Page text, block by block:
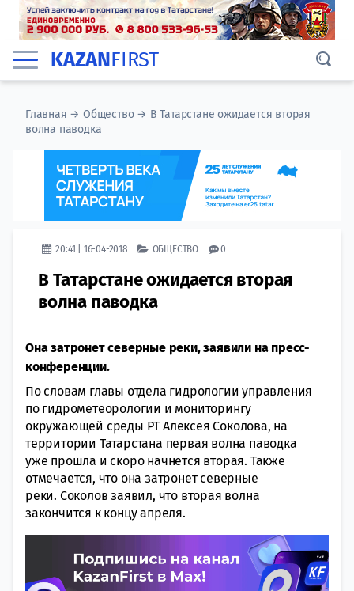
KAZANFIRST
Главная →Общество→ В Татарстане ожидается вторая
волна паводка
20:41 | 16-04-2018 ОБЩЕСТВО 0
В Татарстане ожидается вторая
волна паводка
Она затронет северные реки, заявили на пресс-
конференции.
По словам главы отдела гидрологии управления
по гидрометеорологии и мониторингу
окружающей среды РТ Алексея Соколова, на
территории Татарстана первая волна паводка
уже прошла и скоро начнется вторая. Также
отмечается, что она затронет северные
реки. Соколов заявил, что вторая волна
закончится к концу апреля.